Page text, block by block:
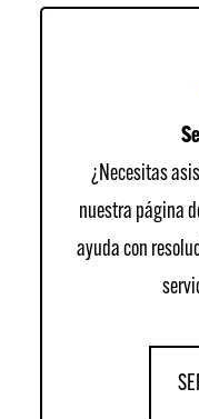
¿Necesitas
nuestra página
ayuda con